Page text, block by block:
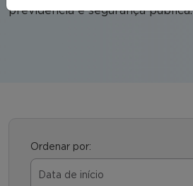
previdência e segurança pública.
Ordenar por: